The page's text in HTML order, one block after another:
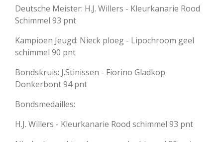
Deutsche Meister: H.J. Willers - Kleurkanarie Rood
Schimmel 93 pnt
Kampioen Jeugd: Nieck ploeg - Lipochroom geel
schimmel 90 pnt
Bondskruis: J.Stinissen - Fiorino Gladkop
Donkerbont 94 pnt
Bondsmedailles:
H.J. Willers - Kleurkanarie Rood schimmel 93 pnt